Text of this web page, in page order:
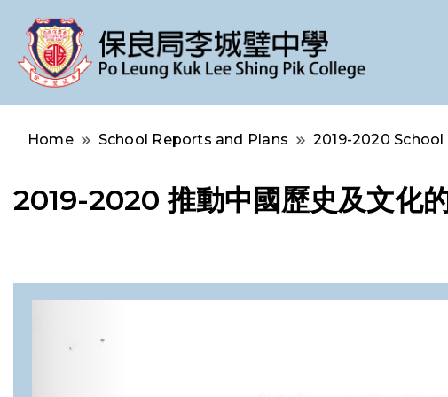
Po Leung Kuk Lee Shing Pik College
Home School Reports and Plans 2019-2020 School
2019-2020 推動中國歷史及文化